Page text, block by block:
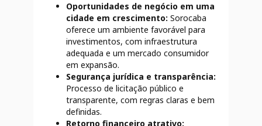
Oportunidades de negócio em uma
cidade em crescimento: Sorocaba
oferece um ambiente favorável para
investimentos, com infraestrutura
adequada e um mercado consumidor
em expansão.
Segurança jurídica e transparência:
Processo de licitação público e
transparente, com regras claras e bem
definidas.
Retorno financeiro atrativo: